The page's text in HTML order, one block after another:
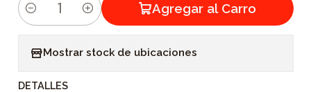
C
Agregar al Carro
Mostrar stock de ubicaciones
DETALLES